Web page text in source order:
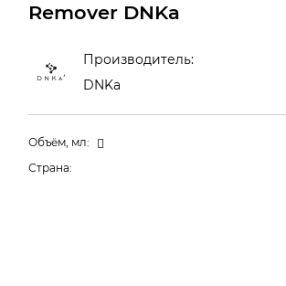
Remover DNKa
Производитель:
DNKa
Объём, мл:
Страна: